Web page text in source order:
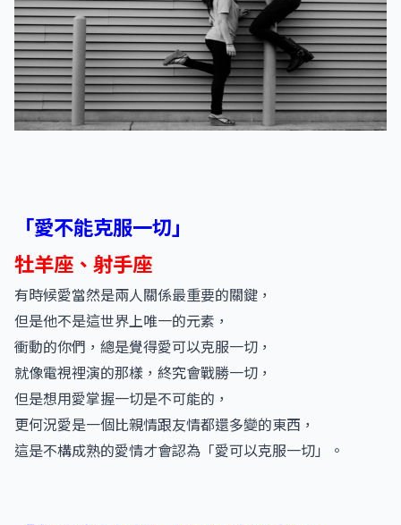
「愛不能克服一切」
牡羊座、射手座
有時候愛當然是兩人關係最重要的關鍵，
但是他不是這世界上唯一的元素，
衝動的你們，總是覺得愛可以克服一切，
就像電視裡演的那樣，終究會戰勝一切，
但是想用愛掌握一切是不可能的，
更何況愛是一個比親情跟友情都還多變的東西，
這是不構成熟的愛情才會認為「愛可以克服一切」。